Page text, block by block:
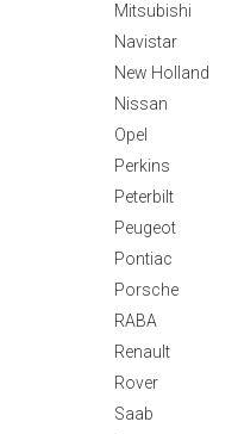
Mitsubishi
Navistar
New Holland
Nissan
Opel
Perkins
Peterbilt
Peugeot
Pontiac
Porsche
RABA
Renault
Rover
Saab